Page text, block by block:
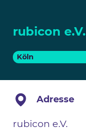
rubicon e.V.
Köln
Adresse
rubicon e.V.